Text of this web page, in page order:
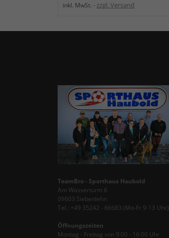
inkl. MwSt. zzgl. Versand
TeamBro - Sporthaus Haubold
Am Wasserturm 6
09603 Siebenlehn
Tel.: +49 35242 - 66683 (Mo-Fr 9-13 Uhr)
Öffnungszeiten
Montag - Freitag von 9:00 - 16:00 Uhr